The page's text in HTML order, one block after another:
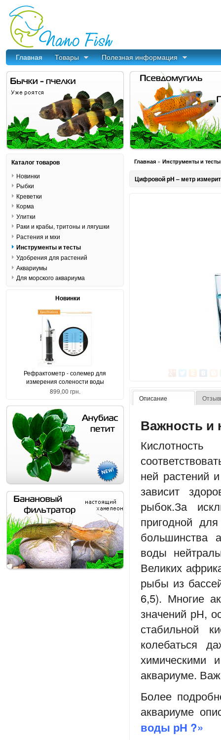
Главная Товары Полезная информация
Главная » Инструменты и тесты
Цифровой pH – метр
Описание
Важность и
ней растений
зависит
рыбок.За
пригодной
большинства
воды
Великих
рыбы из
6,5). Многие
значений рН,
стабильной
колебаться
химическими
аквариуме.
Более
аквариуме
воды рН ?»
Каталог товаров
Новинки
Рыбки
Креветки
Корма
Улитки
Раки и крабы, тритоны и лягушки
Растения и мхи
Инструменты и тесты
Удобрения для растений
Аквариумы
Для морского аквариума
Новинки
Рефрактометр - солемер для
измерения солености воды
899,00 грн.